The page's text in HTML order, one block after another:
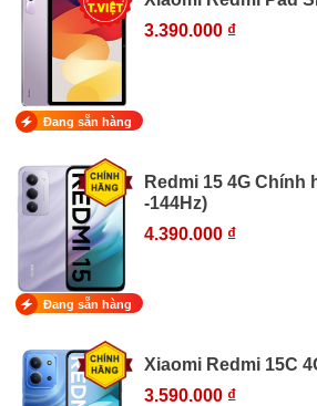
3.390.000 ₫
Đang sẵn hàng
Redmi 15 4G Chính
-144Hz)
4.390.000 ₫
Đang sẵn hàng
Xiaomi Redmi 15C
3.590.000 ₫